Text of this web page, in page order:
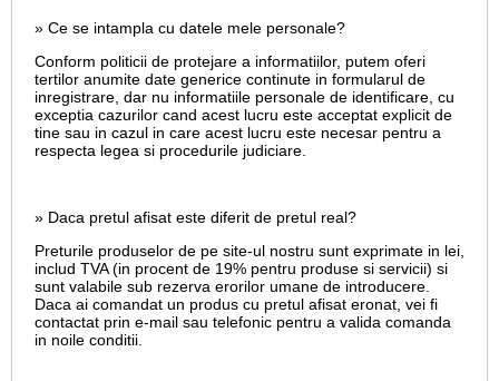
» Ce se intampla cu datele mele personale?
Conform politicii de protejare a informatiilor, putem oferi
tertilor anumite date generice continute in formularul de
inregistrare, dar nu informatiile personale de identificare, cu
exceptia cazurilor cand acest lucru este acceptat explicit de
tine sau in cazul in care acest lucru este necesar pentru a
respecta legea si procedurile judiciare.
» Daca pretul afisat este diferit de pretul real?
Preturile produselor de pe site-ul nostru sunt exprimate in lei,
includ TVA (in procent de 19% pentru produse si servicii) si
sunt valabile sub rezerva erorilor umane de introducere.
Daca ai comandat un produs cu pretul afisat eronat, vei fi
contactat prin e-mail sau telefonic pentru a valida comanda
in noile conditii.